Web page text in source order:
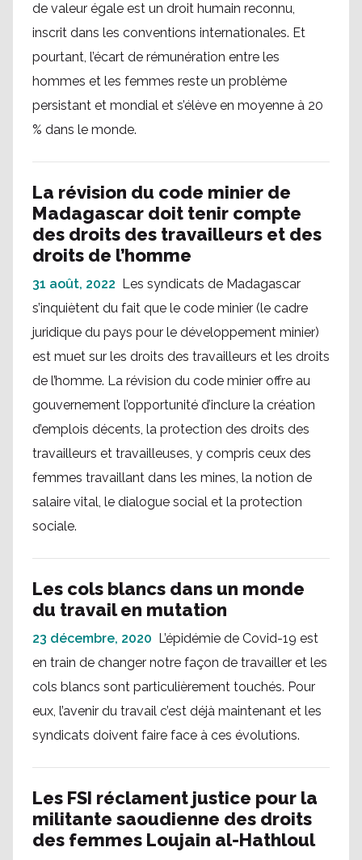
de valeur égale est un droit humain reconnu,
inscrit dans les conventions internationales. Et
pourtant, l’écart de rémunération entre les
hommes et les femmes reste un problème
persistant et mondial et s’élève en moyenne à 20
% dans le monde.
La révision du code minier de
Madagascar doit tenir compte
des droits des travailleurs et des
droits de l’homme
31 août, 2022 Les syndicats de Madagascar
s’inquiètent du fait que le code minier (le cadre
juridique du pays pour le développement minier)
est muet sur les droits des travailleurs et les droits
de l’homme. La révision du code minier offre au
gouvernement l’opportunité d’inclure la création
d’emplois décents, la protection des droits des
travailleurs et travailleuses, y compris ceux des
femmes travaillant dans les mines, la notion de
salaire vital, le dialogue social et la protection
sociale.
Les cols blancs dans un monde
du travail en mutation
23 décembre, 2020 L’épidémie de Covid-19 est
en train de changer notre façon de travailler et les
cols blancs sont particulièrement touchés. Pour
eux, l’avenir du travail c’est déjà maintenant et les
syndicats doivent faire face à ces évolutions.
Les FSI réclament justice pour la
militante saoudienne des droits
des femmes Loujain al-Hathloul